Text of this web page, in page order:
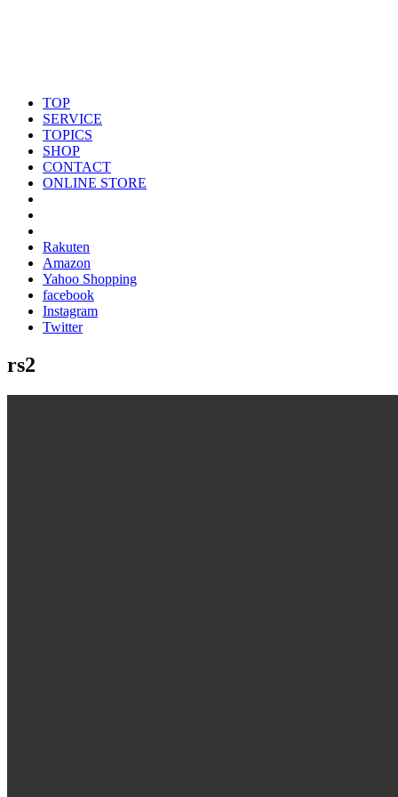
TOP
SERVICE
TOPICS
SHOP
CONTACT
ONLINE STORE
Rakuten
Amazon
Yahoo Shopping
facebook
Instagram
Twitter
rs2